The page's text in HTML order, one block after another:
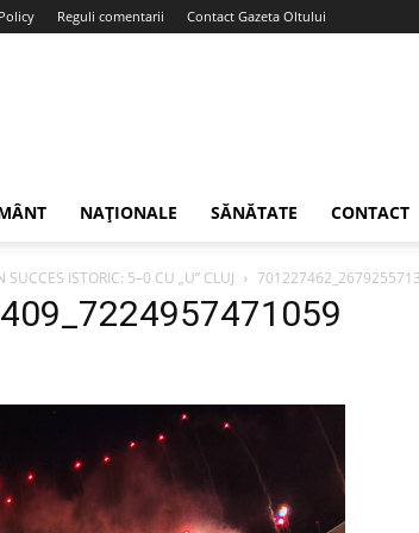
Reguli comentarii Contact Gazeta Oltului
NAȚIONALE SĂNĂTATE CONTACT
ISTORIC: 5–0 CU „U” CLUJ